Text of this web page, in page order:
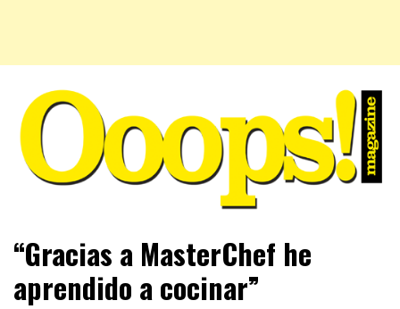
Ooops! Magazine
al tanto de las celebridades que sigues, todo a tu alcance
en un mismo lugar. Grupo Leferas™
“Gracias a MasterChef he
aprendido a cocinar”